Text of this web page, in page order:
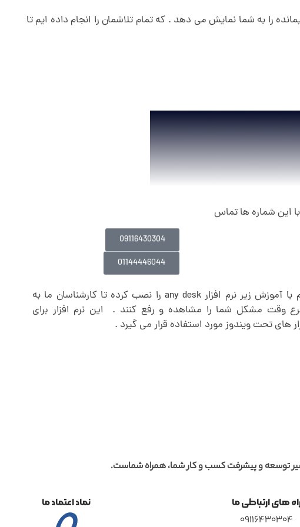
را به شما نمایش می دهد . که تمام تلاشمان را انجام داده ایم تا
این شماره ها تماس
09116430304
01144446044
ابتدا پیشنهاد میکنیم با آموزش زیر نرم افزار any desk را نصب کرده تا کارشناسان ما به
وقت مشکل شما را مشاهده و رفع کنند . این نرم افزار برای
های تحت ویندوز مورد استفاده قرار می گیرد .
توسعه و پیشرفت کسب و کار شما، همراه شماست.
های ارتباطی ما
09116430304
نماد اعتماد ما